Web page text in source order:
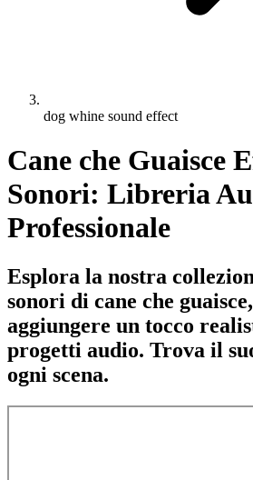
dog whine sound effect
Cane che Guaisce
Sonori: Libreria
Professionale
Esplora la nostra
sonori di cane che
aggiungere un tocco
progetti audio. Trova il
ogni scena.